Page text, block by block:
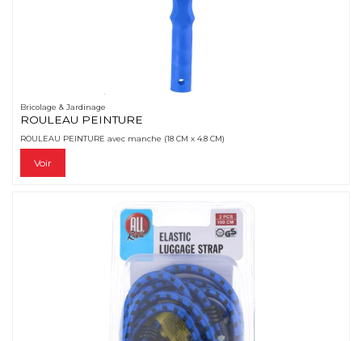
Bricolage & Jardinage
ROULEAU PEINTURE
ROULEAU PEINTURE avec manche (18 CM x 4.8 CM)
Voir